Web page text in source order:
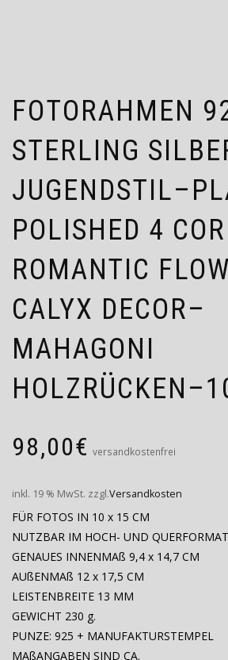
FOTORAHMEN
STERLING
POLISHED 4
ROMANTIC
CALYX DECOR–
MAHAGONI
98,00€ versandkostenfrei
inkl. 19 % MwSt. zzgl.Versandkosten
FÜR FOTOS IN 10 x 15 CM
NUTZBAR IM HOCH- UND QUERFORMAT
GENAUES INNENMAß 9,4 x 14,7 CM
AUßENMAß 12 x 17,5 CM
LEISTENBREITE 13 MM
GEWICHT 230 g.
PUNZE: 925 + MANUFAKTURSTEMPEL
MAßANGABEN SIND CA.